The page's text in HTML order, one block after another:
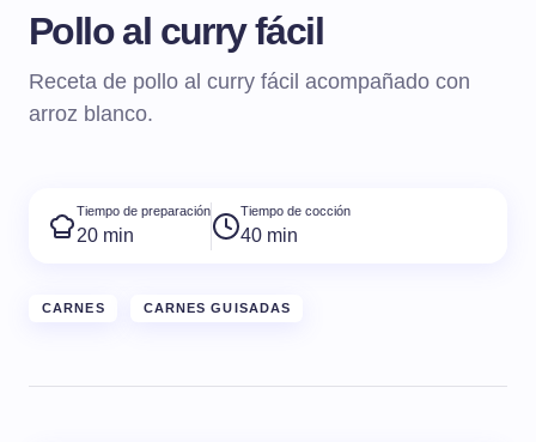
Pollo al curry fácil
Receta de pollo al curry fácil acompañado con
arroz blanco.
Tiempo de preparación
20 min
Tiempo de cocción
40 min
CARNES CARNES GUISADAS